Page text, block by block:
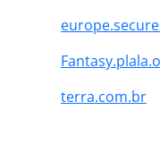
terra.com.br